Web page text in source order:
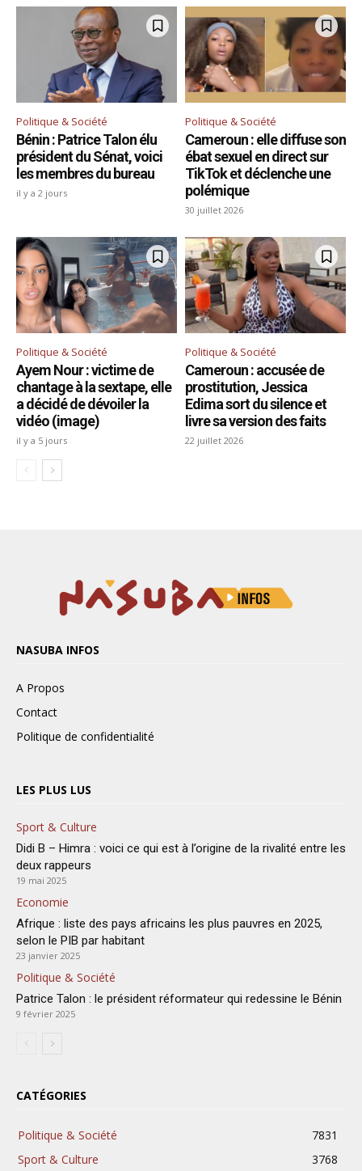
NASUBA INFOS
A Propos
Contact
Politique de confidentialité
LES PLUS LUS
Sport & Culture
Didi B – Himra : voici ce qui est à l’origine de la rivalité entre les
deux rappeurs
19 mai 2025
Economie
Afrique : liste des pays africains les plus pauvres en 2025,
selon le PIB par habitant
23 janvier 2025
Politique & Société
Patrice Talon : le président réformateur qui redessine le Bénin
9 février 2025
CATÉGORIES
Politique & Société
7831
Sport & Culture
3768